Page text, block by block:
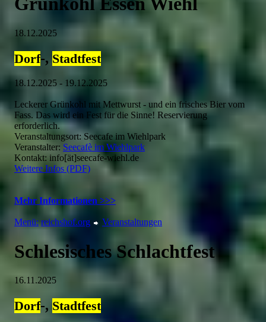
18.12.2025
Dorf-, Stadtfest
18.12.2025 - 19.12.2025
Leckerer Grünkohl mit Mettwurst - und ein frisches Bier vom
Fass. Das wird ein Fest für die Sinne! Reservierung
erforderlich.
Veranstaltungsort: Seecafe im Wiehlpark
Veranstalter: Seecafè im Wiehlpark
Kontakt: info[ät]seecafe-wiehl.de
Weitere Infos (PDF)
Mehr Informationen >>>
Menü: reichshof.org Veranstaltungen
Schlesisches Schlachtfest
16.11.2025
Dorf-, Stadtfest